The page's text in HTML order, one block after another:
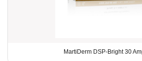
MartiDerm DSP-Bright 30